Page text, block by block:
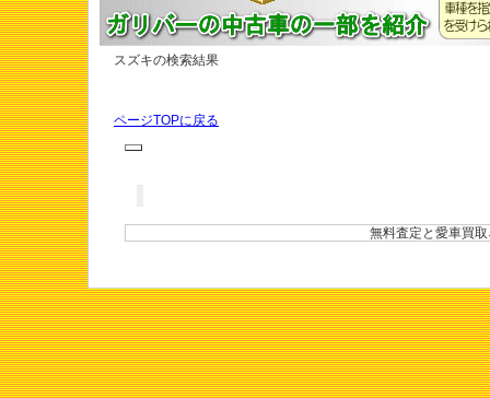
スズキの検索結果
ページTOPに戻る
無料査定と愛車買